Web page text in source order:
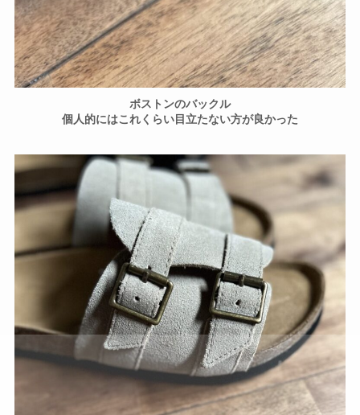
ボストンのバックル
個人的にはこれくらい目立たない方が良かった